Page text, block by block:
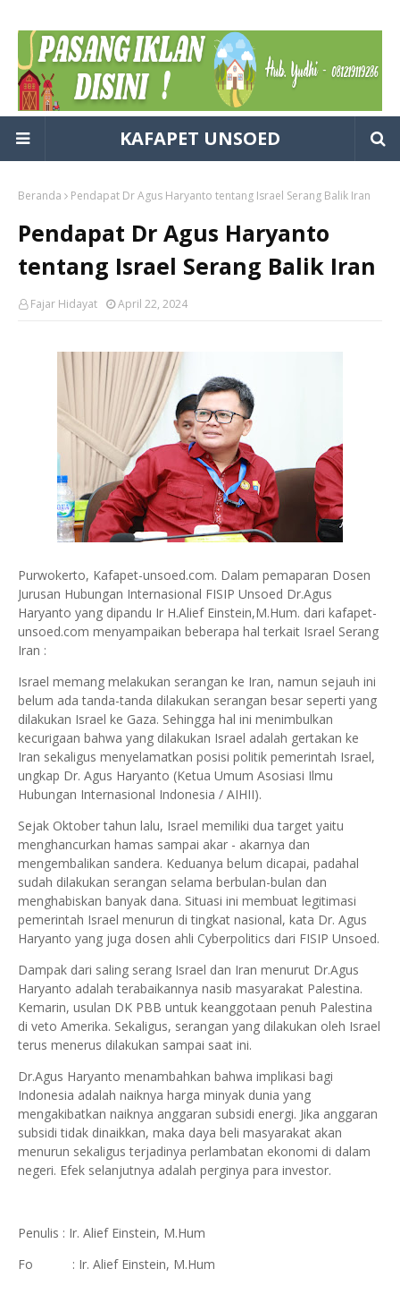
KAFAPET UNSOED
Beranda Pendapat Dr Agus Haryanto tentang Israel Serang Balik Iran
Pendapat Dr Agus Haryanto
tentang Israel Serang Balik Iran
Fajar Hidayat April 22, 2024
Purwokerto, Kafapet-unsoed.com. Dalam pemaparan Dosen
Jurusan Hubungan Internasional FISIP Unsoed Dr.Agus
Haryanto yang dipandu Ir H.Alief Einstein,M.Hum. dari kafapet-
unsoed.com menyampaikan beberapa hal terkait Israel Serang
Iran :
Israel memang melakukan serangan ke Iran, namun sejauh ini
belum ada tanda-tanda dilakukan serangan besar seperti yang
dilakukan Israel ke Gaza. Sehingga hal ini menimbulkan
kecurigaan bahwa yang dilakukan Israel adalah gertakan ke
Iran sekaligus menyelamatkan posisi politik pemerintah Israel,
ungkap Dr. Agus Haryanto (Ketua Umum Asosiasi Ilmu
Hubungan Internasional Indonesia / AIHII).
Sejak Oktober tahun lalu, Israel memiliki dua target yaitu
menghancurkan hamas sampai akar - akarnya dan
mengembalikan sandera. Keduanya belum dicapai, padahal
sudah dilakukan serangan selama berbulan-bulan dan
menghabiskan banyak dana. Situasi ini membuat legitimasi
pemerintah Israel menurun di tingkat nasional, kata Dr. Agus
Haryanto yang juga dosen ahli Cyberpolitics dari FISIP Unsoed.
Dampak dari saling serang Israel dan Iran menurut Dr.Agus
Haryanto adalah terabaikannya nasib masyarakat Palestina.
Kemarin, usulan DK PBB untuk keanggotaan penuh Palestina
di veto Amerika. Sekaligus, serangan yang dilakukan oleh Israel
terus menerus dilakukan sampai saat ini.
Dr.Agus Haryanto menambahkan bahwa implikasi bagi
Indonesia adalah naiknya harga minyak dunia yang
mengakibatkan naiknya anggaran subsidi energi. Jika anggaran
subsidi tidak dinaikkan, maka daya beli masyarakat akan
menurun sekaligus terjadinya perlambatan ekonomi di dalam
negeri. Efek selanjutnya adalah perginya para investor.
Penulis : Ir. Alief Einstein, M.Hum
Fo : Ir. Alief Einstein, M.Hum